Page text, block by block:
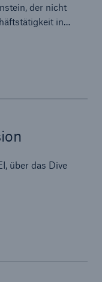
der nicht
in
im
ist.
über das Dive